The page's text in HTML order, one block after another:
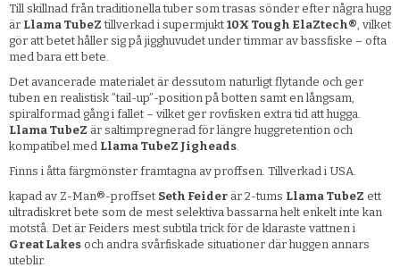
Till skillnad från traditionella tuber som trasas sönder efter några hugg
är Llama TubeZ tillverkad i supermjukt 10X Tough ElaZtech® , vilket
gör att betet håller sig på jigghuvudet under timmar av bassfiske – ofta
med bara ett bete.
Det avancerade materialet är dessutom naturligt flytande och ger
tuben en realistisk ”tail-up”-position på botten samt en långsam,
spiralformad gång i fallet – vilket ger rovfisken extra tid att hugga.
Llama TubeZ är saltimpregnerad för längre huggretention och
kompatibel med Llama TubeZ Jigheads
Finns i åtta färgmönster framtagna av proffsen. Tillverkad i USA.
kapad av Z-Man®-proffset Seth Feider är 2-tums Llama TubeZ ett
ultradiskret bete som de mest selektiva bassarna helt enkelt inte kan
motstå. Det är Feiders mest subtila trick för de klaraste vattnen i
Great Lakes och andra svårfiskade situationer där huggen annars
uteblir.